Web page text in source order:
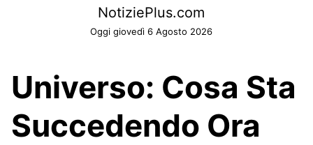
NotiziePlus.com
Oggi giovedì 6 Agosto 2026
Universo: Cosa Sta
Succedendo Ora